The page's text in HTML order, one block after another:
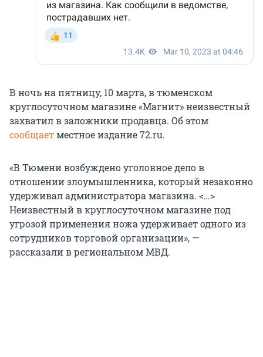
В ночь на пятницу, 10 марта, в тюменском
круглосуточном магазине «Магнит» неизвестный
захватил в заложники продавца. Об этом
сообщаетместное издание 72.ru.
«В Тюмени возбуждено уголовное дело в
отношении злоумышленника, который незаконно
удерживал администратора магазина. <…>
Неизвестный в круглосуточном магазине под
угрозой применения ножа удерживает одного из
сотрудников торговой организации», —
рассказали в региональном МВД.